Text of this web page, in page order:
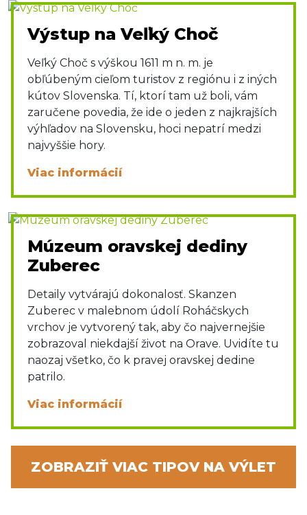
Výstup na Veľký Choč
Veľký Choč s výškou 1611 m n. m. je
obľúbeným cieľom turistov z regiónu i z iných
kútov Slovenska. Tí, ktorí tam už boli, vám
zaručene povedia, že ide o jeden z najkrajších
výhľadov na Slovensku, hoci nepatrí medzi
najvyššie hory.
Viac informácií
Múzeum oravskej dediny
Zuberec
Detaily vytvárajú dokonalosť. Skanzen
Zuberec v malebnom údolí Roháčskych
vrchov je vytvorený tak, aby čo najvernejšie
zobrazoval niekdajší život na Orave. Uvidíte tu
naozaj všetko, čo k pravej oravskej dedine
patrilo.
Viac informácií
ZOBRAZIŤ VIAC TIPOV NA VÝLET